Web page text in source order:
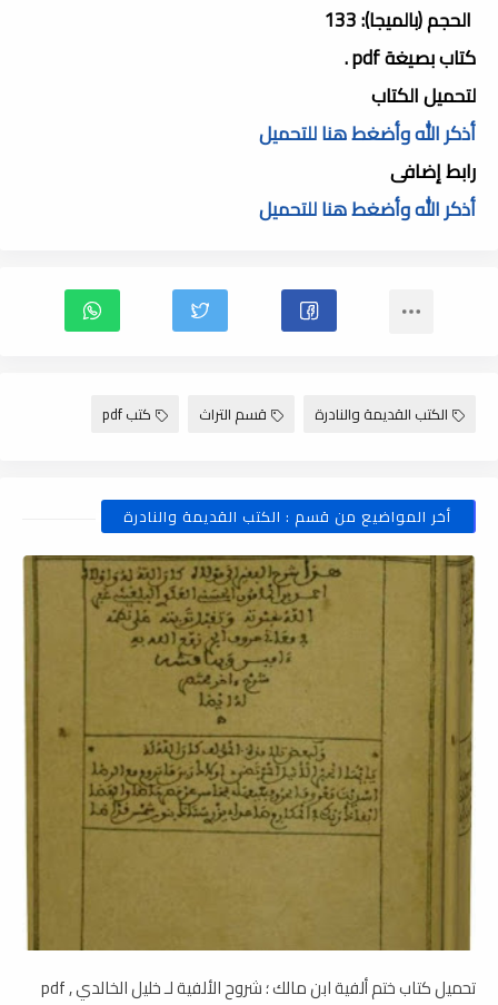
الحجم (بالميجا): 133
كتاب بصيغة pdf .
لتحميل الكتاب
أذكر الله وأضغط هنا للتحميل
رابط إضافى
أذكر الله وأضغط هنا للتحميل
الكتب القديمة والنادرة قسم التراث كتب pdf
أخر المواضيع من قسم : الكتب القديمة والنادرة
تحميل كتاب ختم ألفية ابن مالك ؛ شروح الألفية لـ خليل الخالدي , pdf